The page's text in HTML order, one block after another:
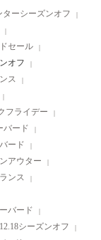
ターシーズンオフ
セール
オフ
ス
フライデー
バード
ード
アウター
ンス
バード
シーズンオフ